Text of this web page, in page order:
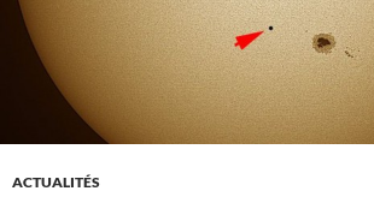
ACTUALITÉS